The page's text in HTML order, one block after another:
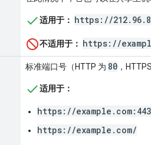
适用于： https://
不适用于： https://
标准端口号（HTTP 为 80 ，
适用于：
https://
https://example.com/